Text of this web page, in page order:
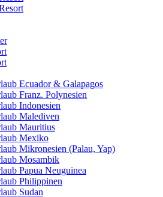
Ecuador & Galapagos
Franz. Polynesien
Indonesien
Malediven
Mauritius
Mexiko
Mikronesien (Palau, Yap)
Mosambik
Papua Neuguinea
Philippinen
Sudan